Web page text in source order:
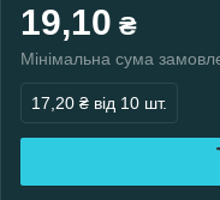
19,10 ₴
Мінімальна сума
17,20 ₴ від 10 шт.